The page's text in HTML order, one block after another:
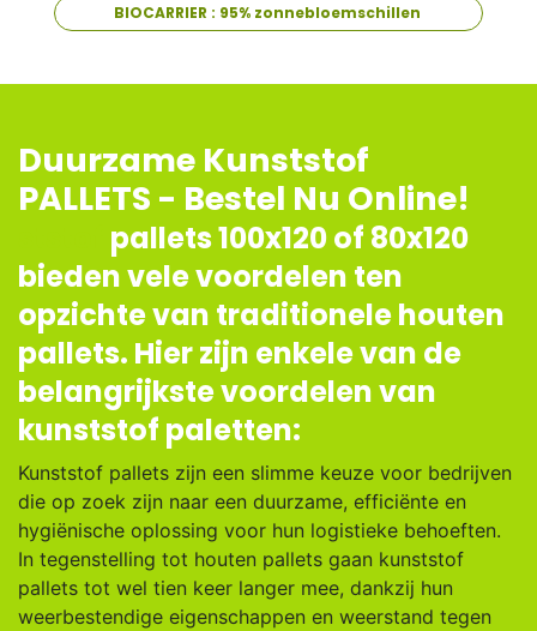
BIOCARRIER : 95% zonnebloemschillen
Duurzame Kunststof
PALLETS - Bestel Nu Online!​
pallets 100x120 of 80x120
bieden vele voordelen ten
opzichte van traditionele houten
pallets. Hier zijn enkele van de
belangrijkste voordelen van
kunststof paletten:
Kunststof pallets zijn een slimme keuze voor bedrijven
die op zoek zijn naar een duurzame, efficiënte en
hygiënische oplossing voor hun logistieke behoeften.
In tegenstelling tot houten pallets gaan kunststof
pallets tot wel tien keer langer mee, dankzij hun
weerbestendige eigenschappen en weerstand tegen